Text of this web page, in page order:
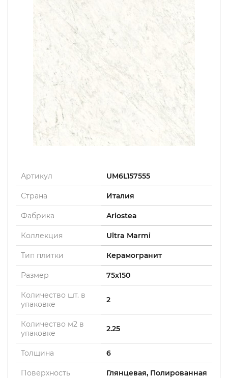
Артикул UM6L157555
Страна Италия
Фабрика Ariostea
Коллекция Ultra Marmi
Тип плитки Керамогранит
Размер 75x150
Количество шт. в
упаковке
2
Количество м2 в
упаковке
2.25
Толщина 6
Поверхность Глянцевая, Полированная